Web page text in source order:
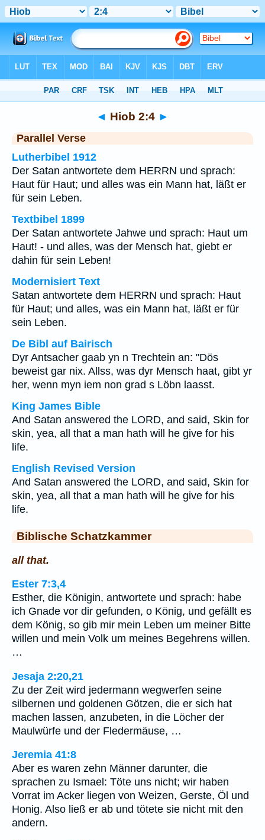
◄ Hiob 2:4 ►
Parallel Verse
Lutherbibel 1912
Der Satan antwortete dem HERRN und sprach:
Haut für Haut; und alles was ein Mann hat, läßt er
für sein Leben.
Textbibel 1899
Der Satan antwortete Jahwe und sprach: Haut um
Haut! - und alles, was der Mensch hat, giebt er
dahin für sein Leben!
Modernisiert Text
Satan antwortete dem HERRN und sprach: Haut
für Haut; und alles, was ein Mann hat, läßt er für
sein Leben.
De Bibl auf Bairisch
Dyr Antsacher gaab yn n Trechtein an: "Dös
beweist gar nix. Allss, was dyr Mensch haat, gibt yr
her, wenn myn iem non grad s Löbn laasst.
King James Bible
And Satan answered the LORD, and said, Skin for
skin, yea, all that a man hath will he give for his
life.
English Revised Version
And Satan answered the LORD, and said, Skin for
skin, yea, all that a man hath will he give for his
life.
Biblische Schatzkammer
all that.
Ester 7:3,4
Esther, die Königin, antwortete und sprach: habe
ich Gnade vor dir gefunden, o König, und gefällt es
dem König, so gib mir mein Leben um meiner Bitte
willen und mein Volk um meines Begehrens willen.
…
Jesaja 2:20,21
Zu der Zeit wird jedermann wegwerfen seine
silbernen und goldenen Götzen, die er sich hat
machen lassen, anzubeten, in die Löcher der
Maulwürfe und der Fledermäuse, …
Jeremia 41:8
Aber es waren zehn Männer darunter, die
sprachen zu Ismael: Töte uns nicht; wir haben
Vorrat im Acker liegen von Weizen, Gerste, Öl und
Honig. Also ließ er ab und tötete sie nicht mit den
andern.